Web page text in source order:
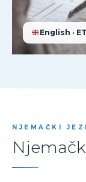
English ·
NJEMAČKI